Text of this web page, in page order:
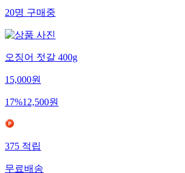
20명 구매중
오징어 젓갈 400g
15,000원
17%12,500원
375 적립
무료배송